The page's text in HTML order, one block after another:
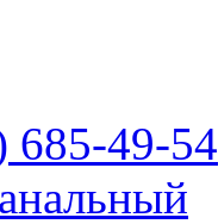
685-49-54